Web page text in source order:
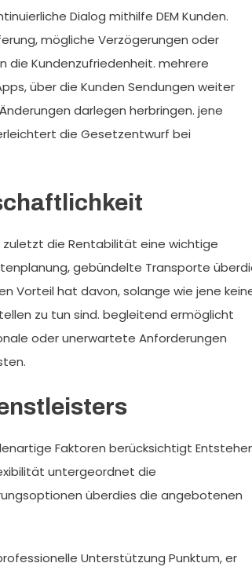
Dialog mithilfe DEM Kunden.
mögliche Verzögerungen oder
die Kundenzufriedenheit. mehrere
über die Kunden Sendungen weiter
darlegen herbringen. jene
die Gesetzentwurf bei
die Rentabilität eine wichtige
gebündelte Transporte
Vorteil hat davon, solange wie jene
zu tun sind. begleitend ermöglicht
oder unerwartete Anforderungen
Faktoren berücksichtigt
untergeordnet die
überdies die angebotenen
Unterstützung Punktum, er